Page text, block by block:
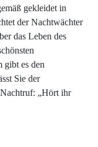
gekleidet in
der Nachtwächter
das Leben des
gibt es den
Sie der
„Hört ihr